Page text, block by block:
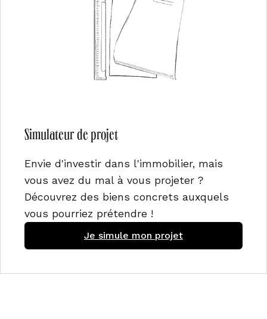
Simulateur de projet
Envie d'investir dans l'immobilier, mais
vous avez du mal à vous projeter ?
Découvrez des biens concrets auxquels
vous pourriez prétendre !
Je simule mon projet